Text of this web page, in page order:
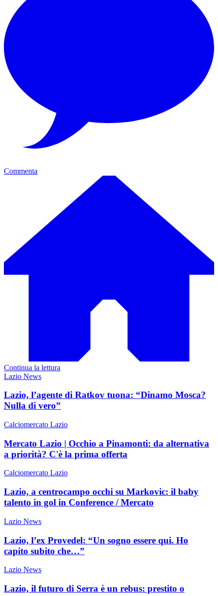
Commenta
Continua la lettura
Lazio News
Lazio, l’agente di Ratkov tuona: “Dinamo Mosca?
Nulla di vero”
Calciomercato Lazio
Mercato Lazio | Occhio a Pinamonti: da alternativa
a priorità? C'è la prima offerta
Calciomercato Lazio
Lazio, a centrocampo occhi su Markovic: il baby
talento in gol in Conference / Mercato
Lazio News
Lazio, l’ex Provedel: “Un sogno essere qui. Ho
capito subito che…”
Lazio News
Lazio, il futuro di Serra è un rebus: prestito o